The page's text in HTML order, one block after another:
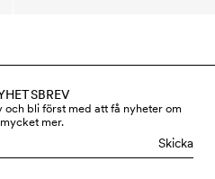
bli först med att få nyheter om
mer.
Skicka